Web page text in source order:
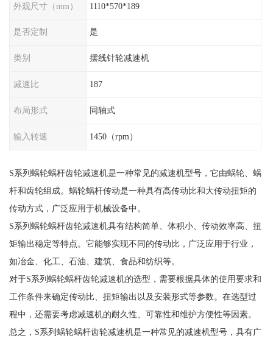
外观尺寸（mm） 1110*570*189
是否定制 是
类别 摆线针轮减速机
减速比 187
布局形式 同轴式
输入转速 1450（rpm）
S系列蜗轮蜗杆齿轮减速机是一种常见的减速机型号，它由蜗轮、蜗
杆和齿轮组成。蜗轮蜗杆传动是一种具有高传动比和大传动扭矩的
传动方式，广泛应用于机械设备中。
S系列蜗轮蜗杆齿轮减速机具有结构简单、体积小、传动效率高、扭
矩输出稳定等特点。它能够实现不同的传动比，广泛应用于行业，
如冶金、化工、石油、建筑、食品和纺织等。
对于S系列蜗轮蜗杆齿轮减速机的选型，需要根据具体的使用要求和
工作条件来确定传动比、扭矩输出以及安装形式等参数。在选型过
程中，还需要考虑减速机的耐久性、可靠性和维护方便性等因素。
总之，S系列蜗轮蜗杆齿轮减速机是一种常见的减速机型号，具有广